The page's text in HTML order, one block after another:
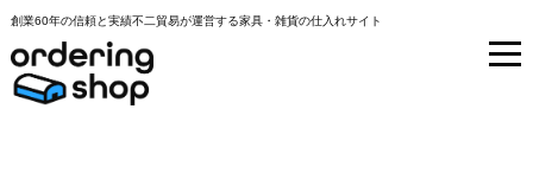
創業60年の信頼と実績不二貿易が運営する家具・雑貨の仕入れサイト